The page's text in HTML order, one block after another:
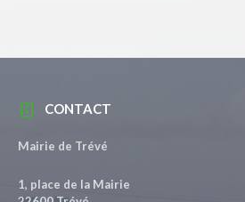
CONTACT
Mairie de Trévé
1, place de la Mairie